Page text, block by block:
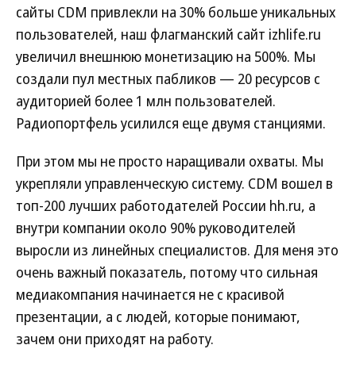
сайты CDM привлекли на 30% больше уникальных
пользователей, наш флагманский сайт izhlife.ru
увеличил внешнюю монетизацию на 500%. Мы
создали пул местных пабликов — 20 ресурсов с
аудиторией более 1 млн пользователей.
Радиопортфель усилился еще двумя станциями.
При этом мы не просто наращивали охваты. Мы
укрепляли управленческую систему. CDM вошел в
топ-200 лучших работодателей России hh.ru, а
внутри компании около 90% руководителей
выросли из линейных специалистов. Для меня это
очень важный показатель, потому что сильная
медиакомпания начинается не с красивой
презентации, а с людей, которые понимают,
зачем они приходят на работу.